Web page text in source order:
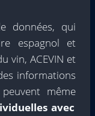
données, qui
espagnol et
vin, ACEVIN et
informations
même
avec